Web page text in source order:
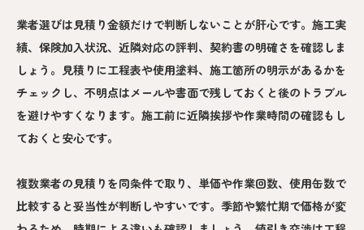
業者選びは見積り金額だけで判断しないことが肝心です。施工実
績、保険加入状況、近隣対応の評判、契約書の明確さを確認しま
しょう。見積りに工程表や使用塗料、施工箇所の明示があるかを
チェックし、不明点はメールや書面で残しておくと後のトラブル
を避けやすくなります。施工前に近隣挨拶や作業時間の確認もし
ておくと安心です。
複数業者の見積りを同条件で取り、単価や作業回数、使用缶数で
比較すると妥当性が判断しやすいです。季節や繁忙期で価格が変